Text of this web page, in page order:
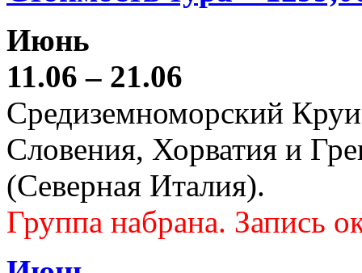
Июнь
11.06 – 21.06
Средиземноморский
Словения, Хорватия и
(Северная Италия).
Группа набрана. Запись